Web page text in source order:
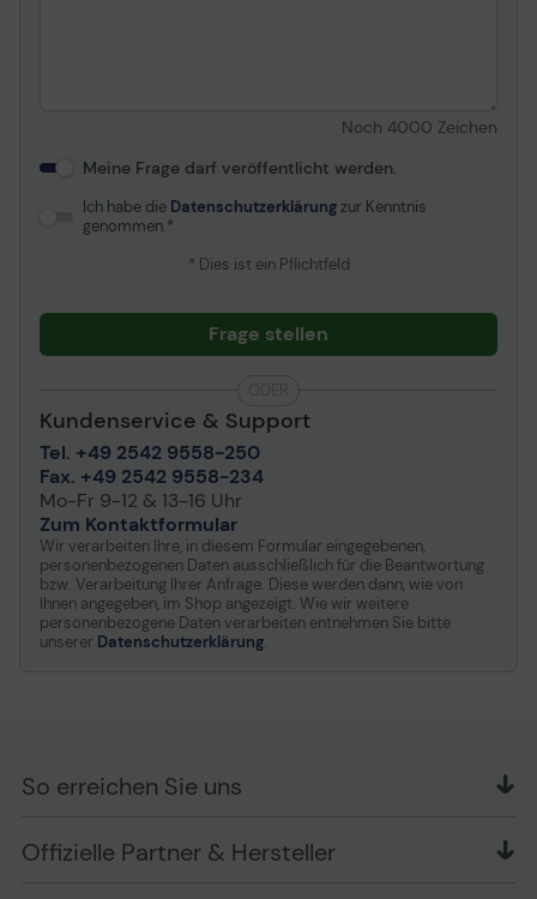
Noch 4000 Zeichen
Meine Frage darf veröffentlicht werden.
Ich habe die Datenschutzerklärungzur Kenntnis
genommen.
* Dies ist ein Pflichtfeld
Frage stellen
Kundenservice & Support
Tel. +49 2542 9558-250
Fax. +49 2542 9558-234
Mo-Fr 9-12 & 13-16 Uhr
Zum Kontaktformular
Wir verarbeiten Ihre, in diesem Formular eingegebenen,
personenbezogenen Daten ausschließlich für die Beantwortung
bzw. Verarbeitung Ihrer Anfrage. Diese werden dann, wie von
Ihnen angegeben, im Shop angezeigt. Wie wir weitere
personenbezogene Daten verarbeiten entnehmen Sie bitte
unserer Datenschutzerklärung.
Offizielle Partner & Hersteller
So erreichen Sie uns
Schlesierring 35